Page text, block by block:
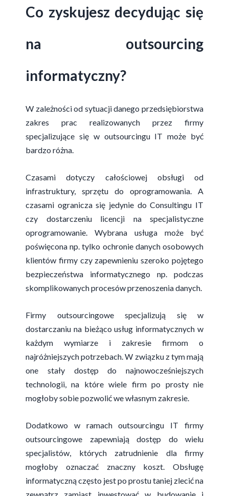
Co zyskujesz decydując się
na outsourcing
informatyczny?
W zależności od sytuacji danego przedsiębiorstwa
zakres prac realizowanych przez firmy
specjalizujące się w outsourcingu IT może być
bardzo różna.
Czasami dotyczy całościowej obsługi od
infrastruktury, sprzętu do oprogramowania. A
czasami ogranicza się jedynie do Consultingu IT
czy dostarczeniu licencji na specjalistyczne
oprogramowanie. Wybrana usługa może być
poświęcona np. tylko ochronie danych osobowych
klientów firmy czy zapewnieniu szeroko pojętego
bezpieczeństwa informatycznego np. podczas
skomplikowanych procesów przenoszenia danych.
Firmy outsourcingowe specjalizują się w
dostarczaniu na bieżąco usług informatycznych w
każdym wymiarze i zakresie firmom o
najróżniejszych potrzebach. W związku z tym mają
one stały dostęp do najnowocześniejszych
technologii, na które wiele firm po prosty nie
mogłoby sobie pozwolić we własnym zakresie.
Dodatkowo w ramach outsourcingu IT firmy
outsourcingowe zapewniają dostęp do wielu
specjalistów, których zatrudnienie dla firmy
mogłoby oznaczać znaczny koszt. Obsługę
informatyczną często jest po prostu taniej zlecić na